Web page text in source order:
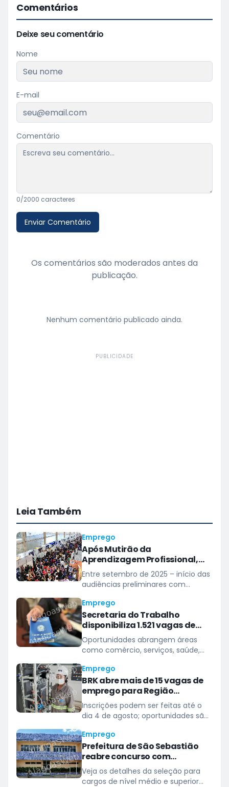
Comentários
Deixe seu comentário
Nome
E-mail
Comentário
0/2000 caracteres
Enviar Comentário
Os comentários são moderados antes da
publicação.
Nenhum comentário publicado ainda.
PUBLICIDADE
Leia Também
Emprego
Após Mutirão da
Aprendizagem Profissional,
Alagoas registra aumento de
mais de 800 jovens aprendizes
contratados
Entre setembro de 2025 – início das
audiências preliminares com
de jovens aprendizes passou de
6.642 para 7.515
Emprego
Secretaria do Trabalho
disponibiliza 1.521 vagas de
emprego pelo Sine Maceió
Oportunidades abrangem áreas
como comércio, serviços, saúde,
Emprego
BRK abre mais de 15 vagas de
emprego para Região
Metropolitana de Maceió
Inscrições podem ser feitas até o
dia 4 de agosto; oportunidades são
Engenharia e Administração
Emprego
Prefeitura de São Sebastião
reabre concurso com
remunerações de até R$
5.000,00
Veja os detalhes da seleção para
cargos de nível médio e superior